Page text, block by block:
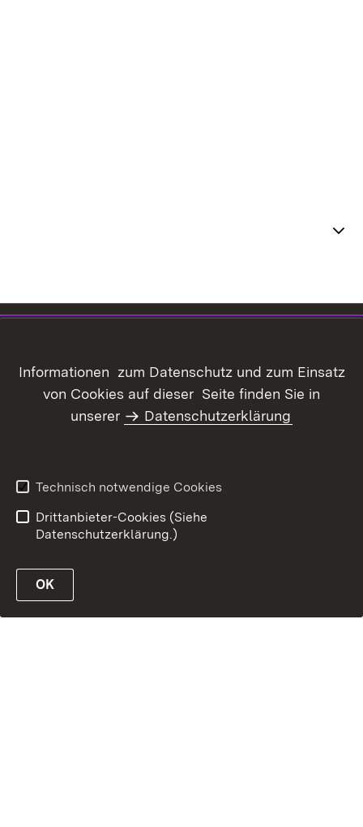
Barrierefreiheit
Benutzungshinweise
Informationssicherheit
Informationen zum Datenschutz und zum Einsatz
von Cookies auf dieser Seite finden Sie in
unserer
Datenschutzerklärung
Technisch notwendige Cookies
Drittanbieter-Cookies (Siehe
Datenschutzerklärung.)
OK